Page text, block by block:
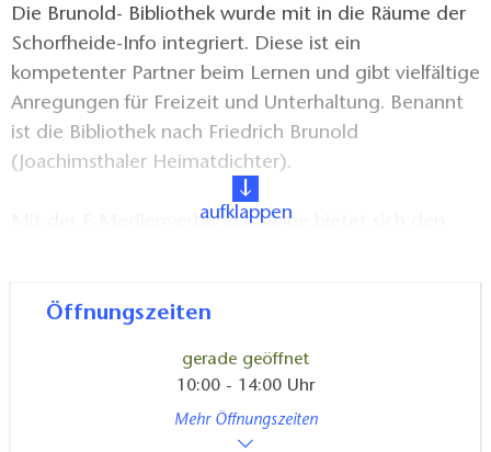
Die Brunold- Bibliothek wurde mit in die Räume der
Schorfheide-Info integriert. Diese ist ein
kompetenter Partner beim Lernen und gibt vielfältige
Anregungen für Freizeit und Unterhaltung. Benannt
ist die Bibliothek nach Friedrich Brunold
(Joachimsthaler Heimatdichter).
Mit der E-Medienverbundausleihe bietet sich den
barrierefrei (Rollstuhl), Informationsstele, Ladestation
aufklappen
Öffnungszeiten
gerade geöffnet
10:00 - 14:00 Uhr
Mehr Öffnungszeiten